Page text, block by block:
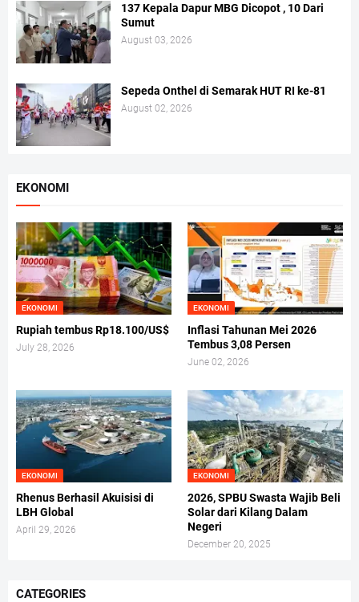
137 Kepala Dapur MBG Dicopot , 10 Dari
Sumut
August 03, 2026
Sepeda Onthel di Semarak HUT RI ke-81
August 02, 2026
EKONOMI
EKONOMI
Rupiah tembus Rp18.100/US$
July 28, 2026
EKONOMI
Inflasi Tahunan Mei 2026
Tembus 3,08 Persen
June 02, 2026
EKONOMI
Rhenus Berhasil Akuisisi di
LBH Global
April 29, 2026
EKONOMI
2026, SPBU Swasta Wajib Beli
Solar dari Kilang Dalam
Negeri
December 20, 2025
CATEGORIES